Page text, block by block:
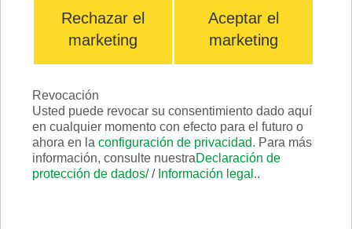
Rechazar el
marketing
Aceptar el
marketing
Revocación
Usted puede revocar su consentimiento dado aquí
en cualquier momento con efecto para el futuro o
ahora en la configuración de privacidad. Para más
información, consulte nuestraDeclaración de
protección de dados// Información legal..